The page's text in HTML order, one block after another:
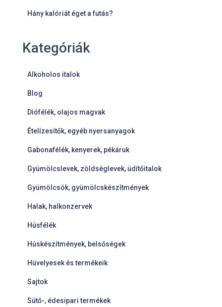
Hány kalóriát éget a futás?
Kategóriák
Alkoholos italok
Blog
Diófélék, olajos magvak
Ételízesítők, egyéb nyersanyagok
Gabonafélék, kenyerek, pékáruk
Gyümölcslevek, zöldséglevek, üdítőitalok
Gyümölcsök, gyümölcskészítmények
Halak, halkonzervek
Húsfélék
Húskészítmények, belsőségek
Hüvelyesek és termékeik
Sajtok
Sütő-, édesipari termékek